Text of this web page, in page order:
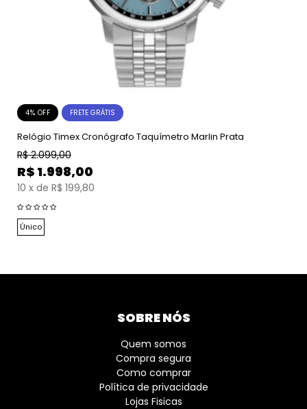
4% OFF FRETE GRÁTIS
Relógio Timex Cronógrafo Taquímetro Marlin Prata
R$ 2.099,00
R$ 1.998,00
10 x de R$ 199,80
Único
SOBRE NÓS
Quem somos
Compra segura
Como comprar
Política de privacidade
Lojas Fisicas